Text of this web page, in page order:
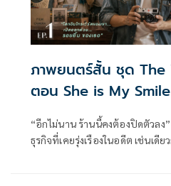
ภาพยนตร์สั้น ชุด The
ตอน She is My Smile
“อีกไม่นาน ร้านนี้คงต้องปิดตัวลง
ธุรกิจที่เคยรุ่งเรืองในอดีต เช่นเดี